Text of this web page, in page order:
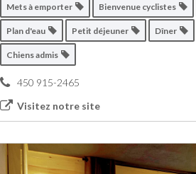
Mets à emporter Bienvenue cyclistes
Plan d'eau Petit déjeuner Dîner
Chiens admis
450 915-2465
Visitez notre site